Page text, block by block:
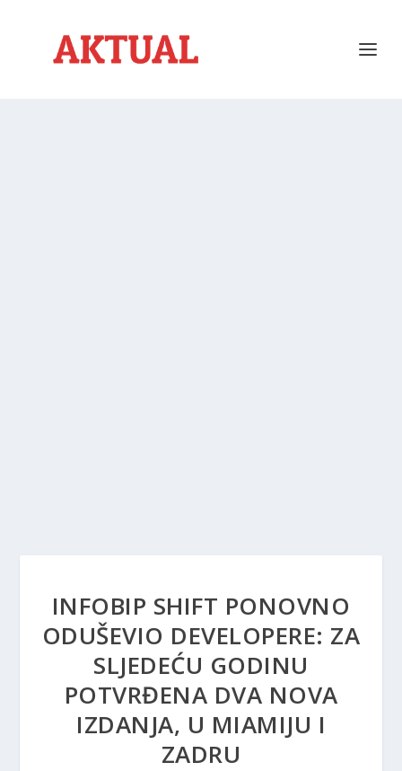
INFOBIP SHIFT PONOVNO
ODUŠEVIO DEVELOPERE: ZA
SLJEDEĆU GODINU
POTVRĐENA DVA NOVA
IZDANJA, U MIAMIJU I
ZADRU